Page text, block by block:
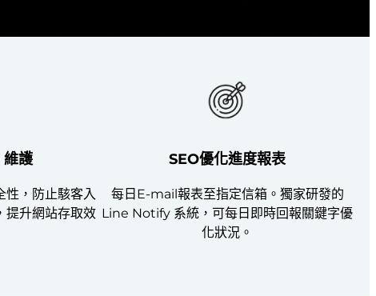
維護
性，防止駭客入
提升網站存取效
SEO優化進度報表
每日E-mail報表至指定信箱。獨家研發的
Line Notify 系統，可每日即時回報關鍵字優
化狀況。